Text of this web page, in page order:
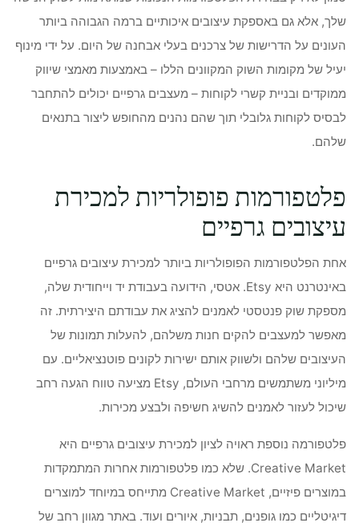
שלך, אלא גם באספקת עיצובים איכותיים ברמה הגבוהה ביותר
העונים על הדרישות של צרכנים בעלי אבחנה של היום. על ידי מינוף
יעיל של מקומות השוק המקוונים הללו – באמצעות מאמצי שיווק
ממוקדים ובניית קשרי לקוחות – מעצבים גרפיים יכולים להתחבר
לבסיס לקוחות גלובלי תוך שהם נהנים מהחופש ליצור בתנאים
שלהם.
פלטפורמות פופולריות למכירת
עיצובים גרפיים
אחת הפלטפורמות הפופולריות ביותר למכירת עיצובים גרפיים
באינטרנט היא Etsy. אטסי, הידועה בעבודת יד וייחודית שלה,
מספקת שוק פנטסטי לאמנים להציג את עבודתם היצירתית. זה
מאפשר למעצבים להקים חנות משלהם, להעלות תמונות של
העיצובים שלהם ולשווק אותם ישירות לקונים פוטנציאליים. עם
מיליוני משתמשים מרחבי העולם, Etsy מציעה טווח הגעה רחב
שיכול לעזור לאמנים להשיג חשיפה ולבצע מכירות.
פלטפורמה נוספת ראויה לציון למכירת עיצובים גרפיים היא
Creative Market. שלא כמו פלטפורמות אחרות המתמקדות
במוצרים פיזיים, Creative Market מתייחס במיוחד למוצרים
דיגיטליים כמו גופנים, תבניות, איורים ועוד. באתר מגוון רחב של